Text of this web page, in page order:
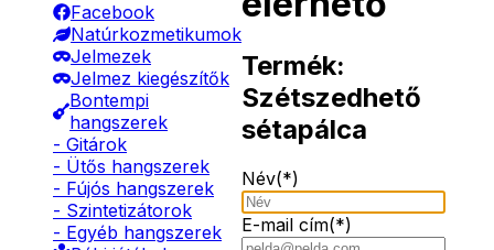
Facebook
Natúrkozmetikumok
Jelmezek
Jelmez kiegészítők
Bontempi
hangszerek
- Gitárok
- Ütős hangszerek
- Fújós hangszerek
- Szintetizátorok
- Egyéb hangszerek
Termék:
Szétszedhető
sétapálca
Név(*)
E-mail cím(*)